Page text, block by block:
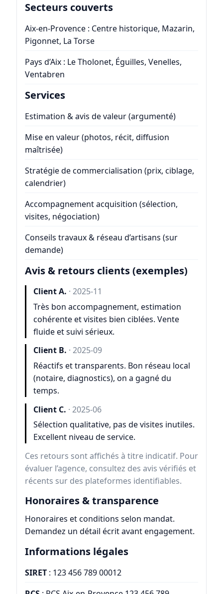
Secteurs couverts
Aix-en-Provence : Centre historique, Mazarin,
Pigonnet, La Torse
Pays d’Aix : Le Tholonet, Éguilles, Venelles,
Ventabren
Services
Estimation & avis de valeur (argumenté)
Mise en valeur (photos, récit, diffusion
maîtrisée)
Stratégie de commercialisation (prix, ciblage,
calendrier)
Accompagnement acquisition (sélection,
visites, négociation)
Conseils travaux & réseau d’artisans (sur
demande)
Avis & retours clients (exemples)
Client A. · 2025-11
Très bon accompagnement, estimation
cohérente et visites bien ciblées. Vente
fluide et suivi sérieux.
Client B. · 2025-09
Réactifs et transparents. Bon réseau local
(notaire, diagnostics), on a gagné du
temps.
Client C. · 2025-06
Sélection qualitative, pas de visites inutiles.
Excellent niveau de service.
Ces retours sont affichés à titre indicatif. Pour
évaluer l’agence, consultez des avis vérifiés et
récents sur des plateformes identifiables.
Honoraires & transparence
Honoraires et conditions selon mandat.
Demandez un détail écrit avant engagement.
Informations légales
SIRET: 123 456 789 00012